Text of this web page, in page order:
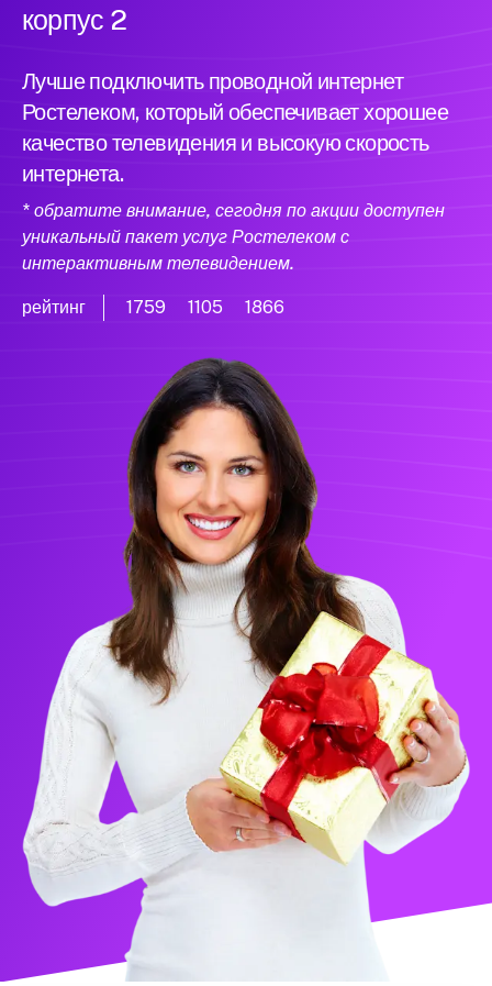
корпус 2
Лучше подключить проводной интернет
Ростелеком, который обеспечивает хорошее
качество телевидения и высокую скорость
интернета.
* обратите внимание, сегодня по акции доступен
уникальный пакет услуг Ростелеком с
интерактивным телевидением.
рейтинг 1759 1105 1866